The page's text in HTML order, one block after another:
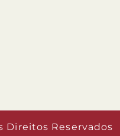
Direitos Reservados